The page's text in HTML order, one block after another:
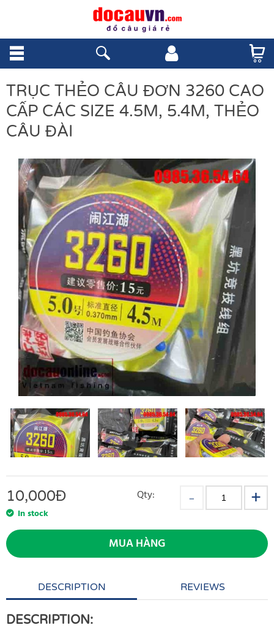
TRỤC THẺO CÂU ĐƠN 3260 CAO
CẤP CÁC SIZE 4.5M, 5.4M, THẺO
CÂU ĐÀI
10,000Đ
In stock
Qty:
MUA HÀNG
DESCRIPTION REVIEWS
DESCRIPTION: